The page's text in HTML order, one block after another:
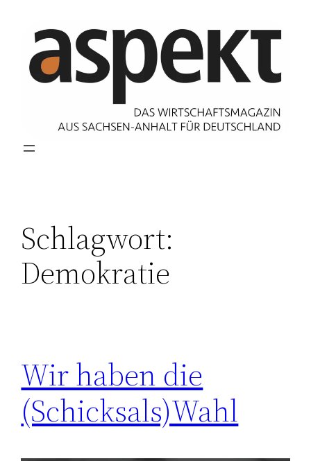
Inhalt
springen
Schlagwort:
Demokratie
Wir haben die
(Schicksals)Wahl